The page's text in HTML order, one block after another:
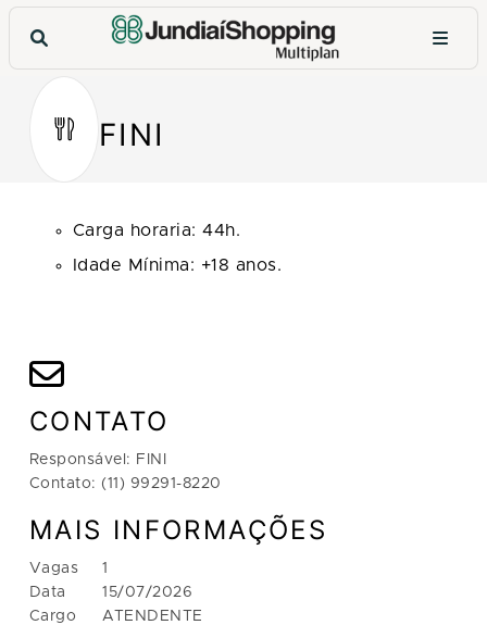
FINI
CONTATO
Responsável: FINI
Contato: (11) 99291-8220
MAIS INFORMAÇÕES
Vagas
Data
Cargo
1
15/07/2026
ATENDENTE
Carga horaria: 44h.
Idade Mínima: +18 anos.